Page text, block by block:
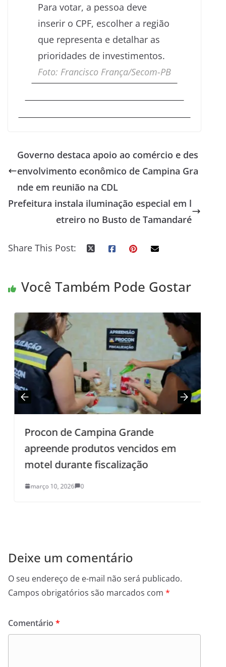
Para votar, a pessoa deve
inserir o CPF, escolher a região
que representa e detalhar as
prioridades de investimentos.
Foto: Francisco França/Secom-PB
Governo destaca apoio ao comércio e des
envolvimento econômico de Campina Gra
nde em reunião na CDL
Prefeitura instala iluminação especial em l
etreiro no Busto de Tamandaré
Share This Post:
Você Também Pode Gostar
Procon de Campina Grande
apreende produtos vencidos em
motel durante fiscalização
março 10, 2026 0
Deixe um comentário
O seu endereço de e-mail não será publicado.
Campos obrigatórios são marcados com *
Comentário *